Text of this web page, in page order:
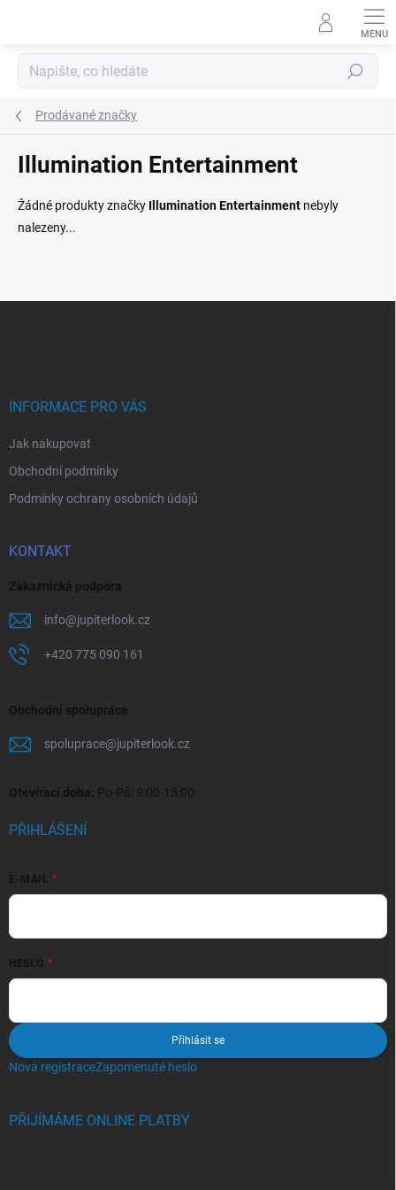
Hledat
Prodávané značky
Illumination Entertainment
Žádné produkty značky Illumination Entertainment nebyly
nalezeny...
INFORMACE PRO VÁS
Jak nakupovat
Obchodní podmínky
Podmínky ochrany osobních údajů
KONTAKT
Zákaznická podpora
info@jupiterlook.cz
+420 775 090 161
Obchodní spolupráce
spoluprace@jupiterlook.cz
Otevírací doba: Po-Pá: 9:00-15:00
PŘIHLÁŠENÍ
E-MAIL
HESLO
Přihlásit se
Nová registraceZapomenuté heslo
PŘIJÍMÁME ONLINE PLATBY